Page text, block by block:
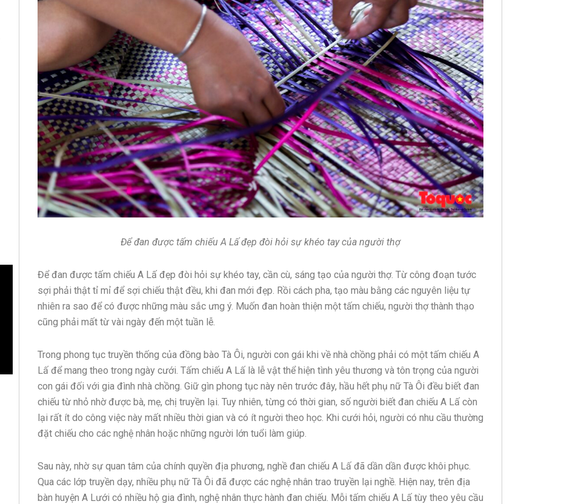
Để đan được tấm chiếu A Lấ đẹp đòi hỏi sự khéo tay của người thợ
Để đan được tấm chiếu A Lấ đẹp đòi hỏi sự khéo tay, cần cù, sáng tạo của người thợ. Từ công đoạn tước
sợi phải thật tỉ mỉ để sợi chiếu thật đều, khi đan mới đẹp. Rồi cách pha, tạo màu bằng các nguyên liệu tự
nhiên ra sao để có được những màu sắc ưng ý. Muốn đan hoàn thiện một tấm chiếu, người thợ thành thạo
cũng phải mất từ vài ngày đến một tuần lễ.
Trong phong tục truyền thống của đồng bào Tà Ôi, người con gái khi về nhà chồng phải có một tấm chiếu A
Lấ để mang theo trong ngày cưới. Tấm chiếu A Lấ là lễ vật thể hiện tình yêu thương và tôn trọng của người
con gái đối với gia đình nhà chồng. Giữ gìn phong tục này nên trước đây, hầu hết phụ nữ Tà Ôi đều biết đan
chiếu từ nhỏ nhờ được bà, mẹ, chị truyền lại. Tuy nhiên, từng có thời gian, số người biết đan chiếu A Lấ còn
lại rất ít do công việc này mất nhiều thời gian và có ít người theo học. Khi cưới hỏi, người có nhu cầu thường
đặt chiếu cho các nghệ nhân hoặc những người lớn tuổi làm giúp.
Sau này, nhờ sự quan tâm của chính quyền địa phương, nghề đan chiếu A Lấ đã dần dần được khôi phục.
Qua các lớp truyền dạy, nhiều phụ nữ Tà Ôi đã được các nghệ nhân trao truyền lại nghề. Hiện nay, trên địa
bàn huyện A Lưới có nhiều hộ gia đình, nghệ nhân thực hành đan chiếu. Mỗi tấm chiếu A Lấ tùy theo yêu cầu